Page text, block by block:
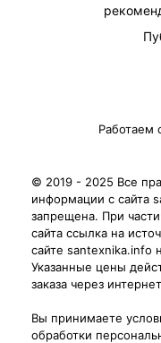
Работаем
© 2019 - 2025 Все
информации с сайта
запрещена. При
сайта ссылка на
сайте santexnika.info
Указанные цены
заказа через
Вы принимаете
обработки